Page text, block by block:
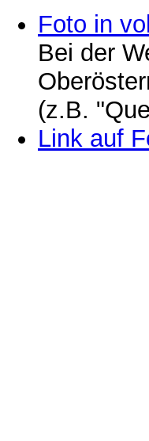
Foto in
Bei der
(z.B.
Link auf